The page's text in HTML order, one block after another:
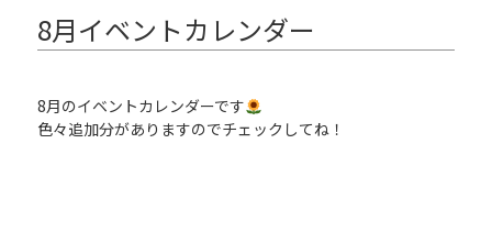
8月イベントカレンダー
8月のイベントカレンダーです
色々追加分がありますのでチェックしてね！